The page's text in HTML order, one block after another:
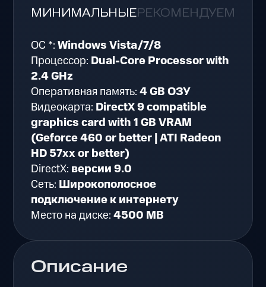
Описание
МИНИМАЛЬНЫЕРЕКОМЕНДУЕМЫЕ
ОС *:Windows Vista/7/8
Процессор: Dual-Core Processor with
2.4 GHz
Оперативная память:4 GB ОЗУ
Видеокарта: DirectX 9 compatible
graphics card with 1 GB VRAM
(Geforce 460 or better | ATI Radeon
HD 57xx or better)
DirectX: версии 9.0
Сеть: Широкополосное
подключение к интернету
Место на диске:4500 MB